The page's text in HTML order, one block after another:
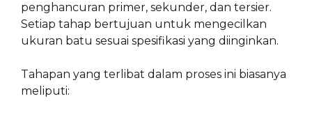
penghancuran primer, sekunder, dan tersier.
Setiap tahap bertujuan untuk mengecilkan
ukuran batu sesuai spesifikasi yang diinginkan.
Tahapan yang terlibat dalam proses ini biasanya
meliputi: